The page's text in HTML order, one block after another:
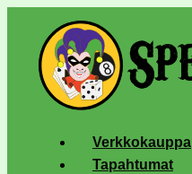
Verkkokauppa
Tapahtumat